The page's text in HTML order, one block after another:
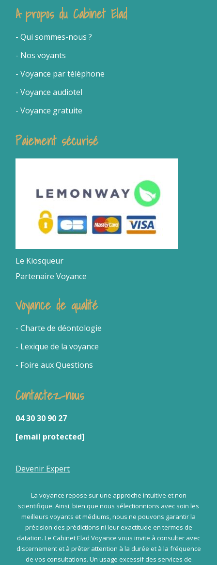
A propos du Cabinet Elad
- Qui sommes-nous ?
- Nos voyants
-Voyance par téléphone
- Voyance audiotel
- Voyance gratuite
Paiement sécurisé
Le Kiosqueur
Partenaire Voyance
Voyance de qualité
- Charte de déontologie
- Lexique de la voyance
- Foire aux Questions
Contactez-nous
04 30 30 90 27
[email protected]
Devenir Expert
La voyance repose sur une approche intuitive et non
scientifique. Ainsi, bien que nous sélectionnions avec soin les
meilleurs voyants et médiums, nous ne pouvons garantir la
précision des prédictions ni leur exactitude en termes de
datation. Le Cabinet Elad Voyance vous invite à consulter avec
discernement et à prêter attention à la durée et à la fréquence
de vos consultations. Un usage excessif des services de